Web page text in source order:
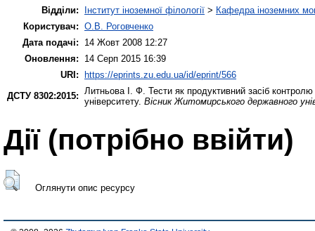
Відділи:
Інститут іноземної філології > Кафедра іноземних
Користувач: О.В. Роговченко
Дата подачі:
14 Жовт 2008 12:27
Оновлення:
14 Серп 2015 16:39
URI: https://eprints.zu.edu.ua/id/eprint/566
ДСТУ 8302:2015:
Литньова І. Ф. Тести як продуктивний засіб
університету. Вісник Житомирського державного
Дії ​​(потрібно ввійти)
Оглянути опис ресурсу